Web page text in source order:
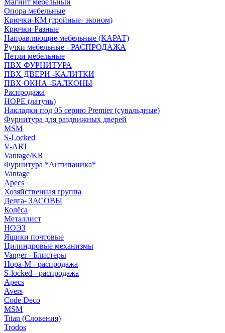
Магнит мебельный
Опора мебельные
Крючки-КМ (тройные- эконом)
Крючки-Разные
Направляющие мебельные (КАРАТ)
Ручки мебельные - РАСПРОДАЖА
Петли мебельные
ПВХ ФУРНИТУРА
ПВХ ДВЕРИ -КАЛИТКИ
ПВХ ОКНА -БАЛКОНЫ
Распродажа
HOPE (латунь)
Накладки под 05 серию Premier (сувальдные)
Фурнитура для раздвижных дверей
MSM
S-Locked
V-ART
Vantage/KR
Фурнитура *Антипаника*
Vantage
Apecs
Хозяйственная группа
Делга- ЗАСОВЫ
Колёса
Металлист
НОЭЗ
Ящики почтовые
Цилиндровые механизмы
Vanger - Блистеры
Нора-М - распродажа
S-locked - распродажа
Apecs
Avers
Code Deco
MSM
Titan (Словения)
Trodos